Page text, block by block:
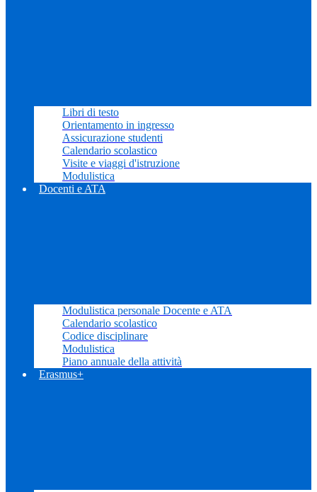
Libri di testo
Orientamento in ingresso
Assicurazione studenti
Calendario scolastico
Visite e viaggi d'istruzione
Modulistica
Docenti e ATA
Modulistica personale Docente e ATA
Calendario scolastico
Codice disciplinare
Modulistica
Piano annuale della attività
Erasmus+